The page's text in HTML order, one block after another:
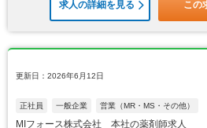
求人の詳細を見る この
更新日：2026年6月12日
正社員 一般企業 営業（MR・MS・その他）
MIフォース株式会社 本社の薬剤師求人